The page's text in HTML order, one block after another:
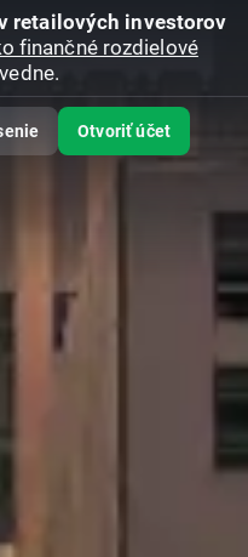
retailových investorov
finančné rozdielové
Otvoriť účet